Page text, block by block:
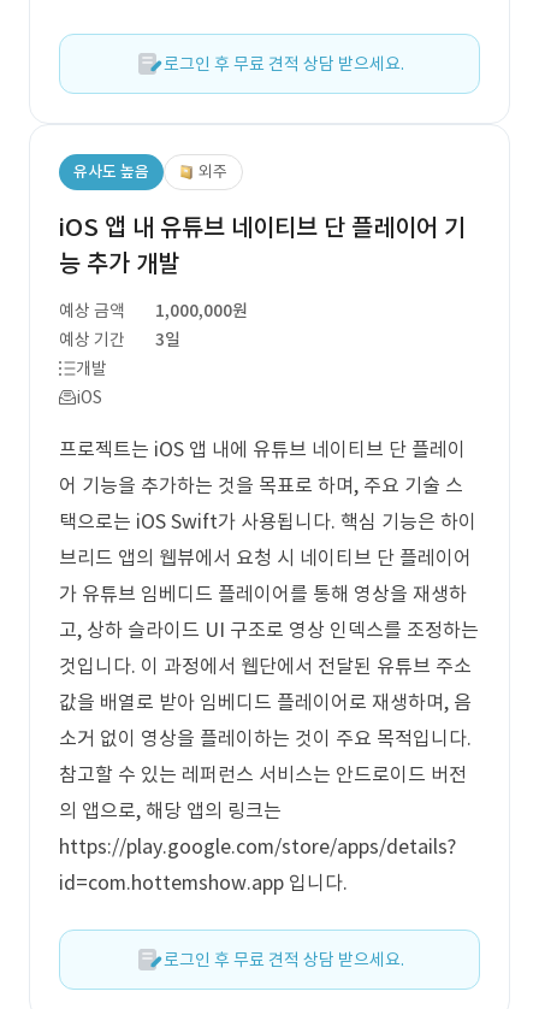
로그인 후 무료 견적 상담 받으세요.
유사도 높음 외주
iOS 앱 내 유튜브 네이티브 단 플레이어 기
능 추가 개발
예상 금액
1,000,000원
예상 기간
3일
개발
iOS
프로젝트는 iOS 앱 내에 유튜브 네이티브 단 플레이
어 기능을 추가하는 것을 목표로 하며, 주요 기술 스
택으로는 iOS Swift가 사용됩니다. 핵심 기능은 하이
브리드 앱의 웹뷰에서 요청 시 네이티브 단 플레이어
가 유튜브 임베디드 플레이어를 통해 영상을 재생하
고, 상하 슬라이드 UI 구조로 영상 인덱스를 조정하는
것입니다. 이 과정에서 웹단에서 전달된 유튜브 주소
값을 배열로 받아 임베디드 플레이어로 재생하며, 음
소거 없이 영상을 플레이하는 것이 주요 목적입니다.
참고할 수 있는 레퍼런스 서비스는 안드로이드 버전
의 앱으로, 해당 앱의 링크는
https://play.google.com/store/apps/details?
id=com.hottemshow.app 입니다.
로그인 후 무료 견적 상담 받으세요.